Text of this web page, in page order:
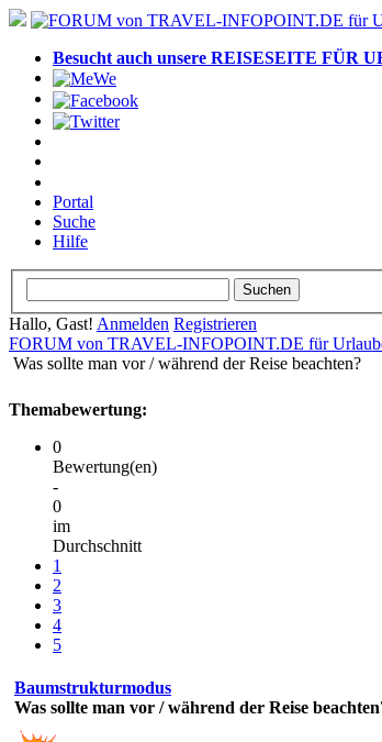
Besucht auch unsere REISESEITE FÜR
Portal
Suche
Hilfe
Hallo, Gast! Anmelden Registrieren
FORUM von TRAVEL-INFOPOINT.DE für
Was sollte man vor / während der Reise beachten?
Themabewertung:
0
Bewertung(en)
-
0
im
Durchschnitt
1
2
3
4
5
Baumstrukturmodus
Was sollte man vor / während der Reise